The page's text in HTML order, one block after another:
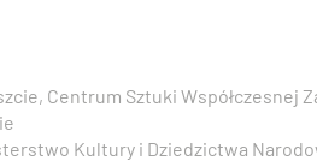
Centrum Sztuki Współczesnej
Kultury i Dziedzictwa